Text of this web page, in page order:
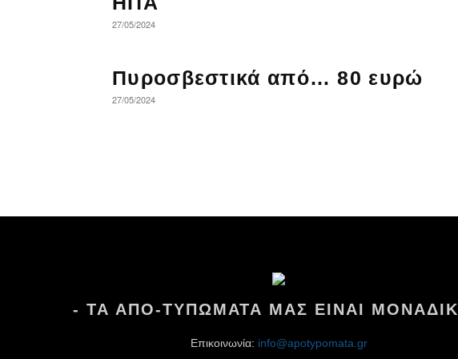
27/05/2024
Πυροσβεστικά από… 80 ευρώ
27/05/2024
- ΤΑ ΑΠΟ-ΤΥΠΩΜΑΤΑ ΜΑΣ ΕΙΝΑΙ
Επικοινωνία: info@apotypomata.gr